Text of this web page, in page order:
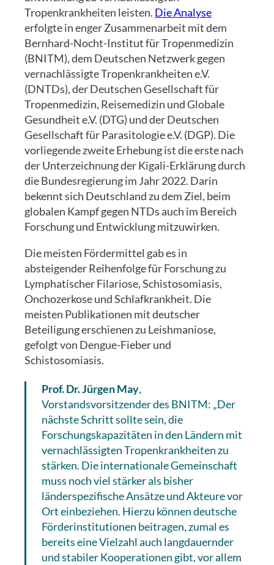
Tropenkrankheiten leisten. Die Analyse
erfolgte in enger Zusammenarbeit mit dem
Bernhard-Nocht-Institut für Tropenmedizin
(BNITM), dem Deutschen Netzwerk gegen
vernachlässigte Tropenkrankheiten e.V.
(DNTDs), der Deutschen Gesellschaft für
Tropenmedizin, Reisemedizin und Globale
Gesundheit e.V. (DTG) und der Deutschen
Gesellschaft für Parasitologie e.V. (DGP). Die
vorliegende zweite Erhebung ist die erste nach
der Unterzeichnung der Kigali-Erklärung durch
die Bundesregierung im Jahr 2022. Darin
bekennt sich Deutschland zu dem Ziel, beim
globalen Kampf gegen NTDs auch im Bereich
Forschung und Entwicklung mitzuwirken.
Die meisten Fördermittel gab es in
absteigender Reihenfolge für Forschung zu
Lymphatischer Filariose, Schistosomiasis,
Onchozerkose und Schlafkrankheit. Die
meisten Publikationen mit deutscher
Beteiligung erschienen zu Leishmaniose,
gefolgt von Dengue-Fieber und
Schistosomiasis.
Prof. Dr. Jürgen May,
Vorstandsvorsitzender des BNITM: „Der
nächste Schritt sollte sein, die
Forschungskapazitäten in den Ländern mit
vernachlässigten Tropenkrankheiten zu
stärken. Die internationale Gemeinschaft
muss noch viel stärker als bisher
länderspezifische Ansätze und Akteure vor
Ort einbeziehen. Hierzu können deutsche
Förderinstitutionen beitragen, zumal es
bereits eine Vielzahl auch langdauernder
und stabiler Kooperationen gibt, vor allem